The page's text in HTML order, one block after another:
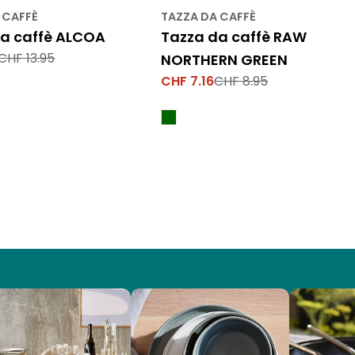
caffè ALCOA
13.95
TAZZA DA CAFFÈ
Tazza da caffè RAW
NORTHERN GREEN
Prezzo
vendita
CHF 7.16
Prezzo CHF 8.95